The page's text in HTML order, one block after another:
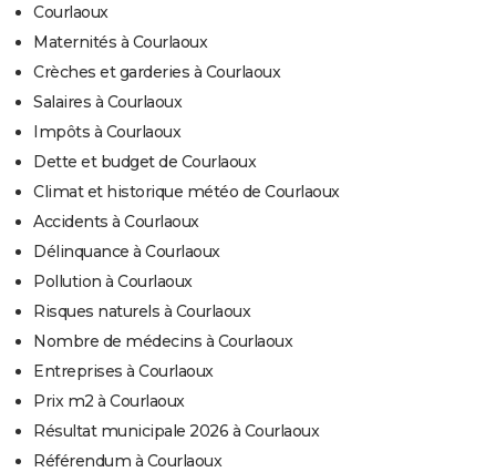
Courlaoux
Maternités à Courlaoux
Crèches et garderies à Courlaoux
Salaires à Courlaoux
Impôts à Courlaoux
Dette et budget de Courlaoux
Climat et historique météo de Courlaoux
Accidents à Courlaoux
Délinquance à Courlaoux
Pollution à Courlaoux
Risques naturels à Courlaoux
Nombre de médecins à Courlaoux
Entreprises à Courlaoux
Prix m2 à Courlaoux
Résultat municipale 2026 à Courlaoux
Référendum à Courlaoux